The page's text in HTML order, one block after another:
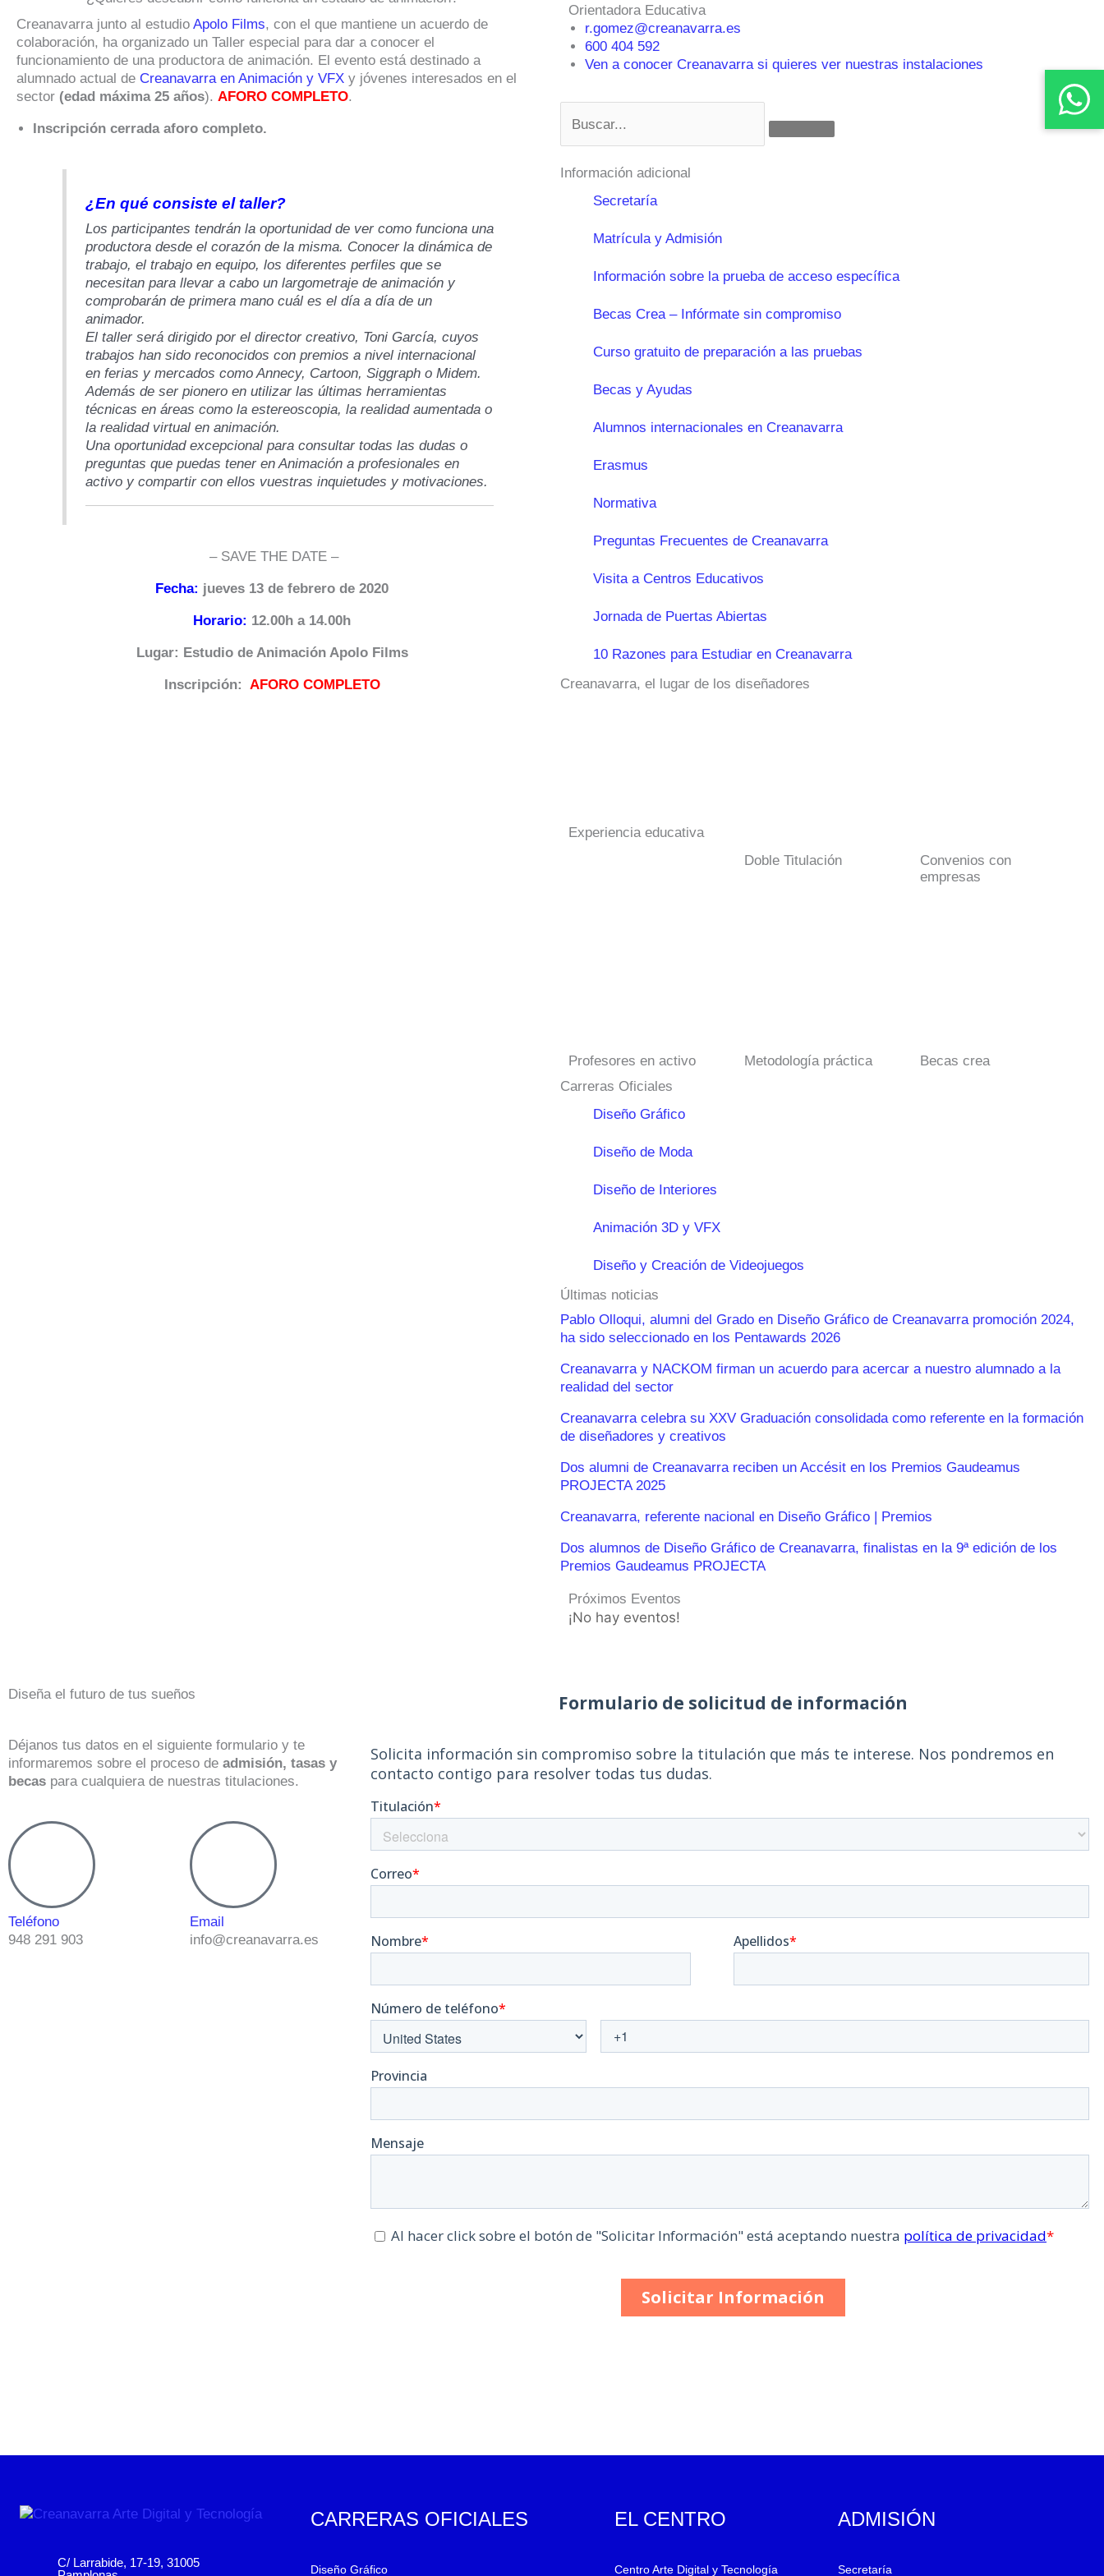
Creanavarra junto al estudio Apolo Films, con el que mantiene un acuerdo de
colaboración, ha organizado un Taller especial para dar a conocer el
funcionamiento de una productora de animación. El evento está destinado a
alumnado actual de Creanavarra en Animación y VFX y jóvenes interesados en el
sector (edad máxima 25 años). AFORO COMPLETO.
Inscripción cerrada aforo completo.
¿En qué consiste el taller?
Los participantes tendrán la oportunidad de ver como funciona una
productora desde el corazón de la misma. Conocer la dinámica de
trabajo, el trabajo en equipo, los diferentes perfiles que se
necesitan para llevar a cabo un largometraje de animación y
comprobarán de primera mano cuál es el día a día de un
animador.
El taller será dirigido por el director creativo, Toni García, cuyos
trabajos han sido reconocidos con premios a nivel internacional
en ferias y mercados como Annecy, Cartoon, Siggraph o Midem.
Además de ser pionero en utilizar las últimas herramientas
técnicas en áreas como la estereoscopia, la realidad aumentada o
la realidad virtual en animación.
Una oportunidad excepcional para consultar todas las dudas o
preguntas que puedas tener en Animación a profesionales en
activo y compartir con ellos vuestras inquietudes y motivaciones.
– SAVE THE DATE –
Fecha: jueves 13 de febrero de 2020
Horario: 12.00h a 14.00h
Lugar: Estudio de Animación Apolo Films
Inscripción: AFORO COMPLETO
Orientadora Educativa
r.gomez@creanavarra.es
600 404 592
Ven a conocer Creanavarra si quieres ver nuestras instalaciones
Información adicional
Secretaría
Matrícula y Admisión
Información sobre la prueba de acceso específica
Becas Crea – Infórmate sin compromiso
Curso gratuito de preparación a las pruebas
Becas y Ayudas
Alumnos internacionales en Creanavarra
Erasmus
Normativa
Preguntas Frecuentes de Creanavarra
Visita a Centros Educativos
Jornada de Puertas Abiertas
10 Razones para Estudiar en Creanavarra
Creanavarra, el lugar de los diseñadores
Experiencia educativa
Doble Titulación
Convenios con
empresas
Profesores en activo Metodología práctica
Becas crea
Carreras Oficiales
Diseño Gráfico
Diseño de Moda
Diseño de Interiores
Animación 3D y VFX
Diseño y Creación de Videojuegos
Últimas noticias
Pablo Olloqui, alumni del Grado en Diseño Gráfico de Creanavarra promoción 2024,
ha sido seleccionado en los Pentawards 2026
Creanavarra y NACKOM firman un acuerdo para acercar a nuestro alumnado a la
realidad del sector
Creanavarra celebra su XXV Graduación consolidada como referente en la formación
de diseñadores y creativos
Dos alumni de Creanavarra reciben un Accésit en los Premios Gaudeamus
PROJECTA 2025
Creanavarra, referente nacional en Diseño Gráfico | Premios
Dos alumnos de Diseño Gráfico de Creanavarra, finalistas en la 9ª edición de los
Premios Gaudeamus PROJECTA
Próximos Eventos
¡No hay eventos!
Diseña el futuro de tus sueños
Déjanos tus datos en el siguiente formulario y te
informaremos sobre el proceso de admisión, tasas y
becas para cualquiera de nuestras titulaciones.
Teléfono
948 291 903
Email
info@creanavarra.es
C/ Larrabide, 17-19, 31005
CARRERAS OFICIALES
Diseño Gráfico
EL CENTRO
Centro Arte Digital y Tecnología
ADMISIÓN
Secretaría